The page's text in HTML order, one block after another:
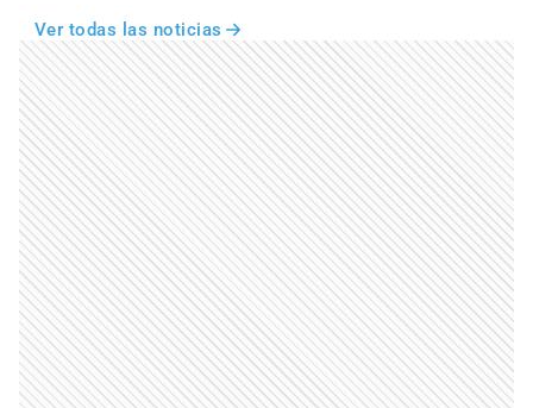
Ver todas las noticias